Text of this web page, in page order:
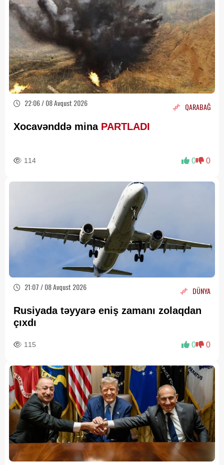
22:06 / 08 Avqust 2026 QARABAĞ
Xocavənddə mina PARTLADI
114 0 0
21:07 / 08 Avqust 2026 DÜNYA
Rusiyada təyyarə eniş zamanı zolaqdan
çıxdı
115 0 0